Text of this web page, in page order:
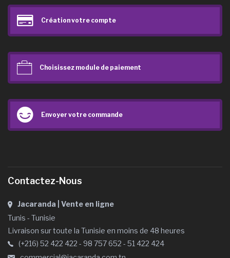
Création votre compte
Choisissez module de paiement
Envoyer votre commande
Contactez-Nous
Jacaranda | Vente en ligne
Tunis - Tunisie
Livraison sur toute la Tunisie en moins de 48 heures
(+216) 52 422 422 - 98 757 652 - 51 422 424